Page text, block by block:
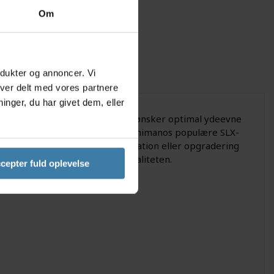
Om
og annoncer. Vi
delt med vores partnere
du har givet dem, eller
fuld oplevelse
reservedel for dig, der ønsker optimal ydeevne
og robustheden fra Shimanos populære SLX-
forhold. Perfekt til reparation eller opgradering
at gå på kompromis med kvaliteten.